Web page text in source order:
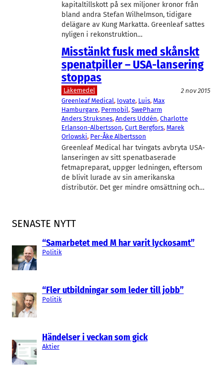
SENASTE NYTT
“Samarbetet med M har varit lyckosamt”
Politik
“Fler utbildningar som leder till jobb”
Politik
Händelser i veckan som gick
Aktier
kapitaltillskott på sex miljoner kronor från
bland andra Stefan Wilhelmson, tidigare
delägare av Kung Markatta. Greenleaf sattes
nyligen i rekonstruktion…
Misstänkt fusk med skånskt
spenatpiller – USA-lansering
stoppas
Läkemedel
2 nov 2015
Greenleaf Medical, Iovate, Luis, Max
Hamburgare, Permobil, SwePharm
Anders Struksnes, Anders Uddén, Charlotte
Erlanson-Albertsson, Curt Bergfors, Marek
Orlowski, Per-Åke Albertsson
Greenleaf Medical har tvingats avbryta USA-
lanseringen av sitt spenatbaserade
fetmapreparat, uppger ledningen, eftersom
de blivit lurade av sin amerikanska
distributör. Det ger mindre omsättning och…